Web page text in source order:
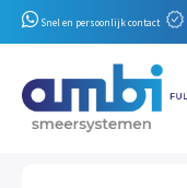
Snel en persoonlijk contact